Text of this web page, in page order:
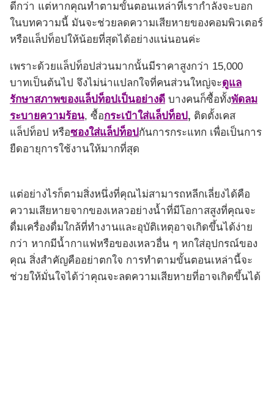
ดีกว่า แต่หากคุณทำตามขั้นตอนเหล่าที่เรากำลังจะบอก
ในบทความนี้ มันจะช่วยลดความเสียหายของคอมพิวเตอร์
หรือแล็ปท็อปให้น้อยที่สุดได้อย่างแน่นอนค่ะ
เพราะด้วยแล็ปท็อปส่วนมากนั้นมีราคาสูงกว่า 15,000
บาทเป็นต้นไป จึงไม่น่าแปลกใจที่คนส่วนใหญ่จะดูแล
รักษาสภาพของแล็ปท็อปเป็นอย่างดี บางคนก็ซื้อทั้งพัดลม
ระบายความร้อน, ซื้อกระเป๋าใส่แล็ปท็อป, ติดตั้งเคส
แล็ปท็อป หรือซองใส่แล็ปท็อปกันการกระแทก เพื่อเป็นการ
ยืดอายุการใช้งานให้มากที่สุด
แต่อย่างไรก็ตามสิ่งหนึ่งที่คุณไม่สามารถหลีกเลี่ยงได้คือ
ความเสียหายจากของเหลวอย่างน้ำที่มีโอกาสสูงที่คุณจะ
ดื่มเครื่องดื่มใกล้ที่ทำงานและอุบัติเหตุอาจเกิดขึ้นได้ง่าย
กว่า หากมีน้ำกาแฟหรือของเหลวอื่น ๆ หกใส่อุปกรณ์ของ
คุณ สิ่งสำคัญคืออย่าตกใจ การทำตามขั้นตอนเหล่านี้จะ
ช่วยให้มั่นใจได้ว่าคุณจะลดความเสียหายที่อาจเกิดขึ้นได้